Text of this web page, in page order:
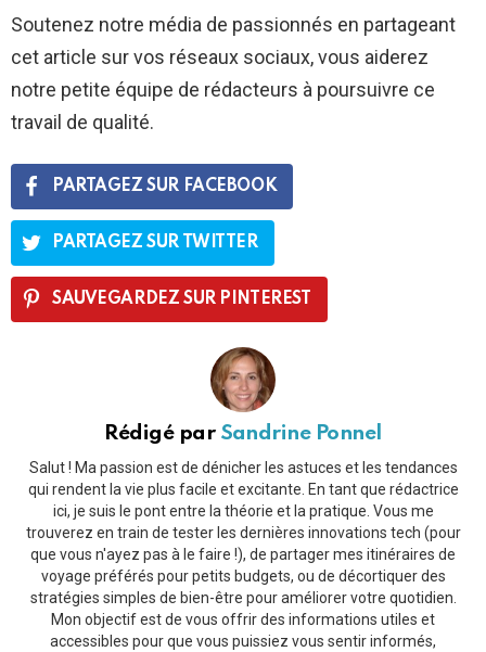
Soutenez notre média de passionnés en partageant
cet article sur vos réseaux sociaux, vous aiderez
notre petite équipe de rédacteurs à poursuivre ce
travail de qualité.
PARTAGEZ SUR FACEBOOK
PARTAGEZ SUR TWITTER
SAUVEGARDEZ SUR PINTEREST
Rédigé par Sandrine Ponnel
Salut ! Ma passion est de dénicher les astuces et les tendances
qui rendent la vie plus facile et excitante. En tant que rédactrice
ici, je suis le pont entre la théorie et la pratique. Vous me
trouverez en train de tester les dernières innovations tech (pour
que vous n'ayez pas à le faire !), de partager mes itinéraires de
voyage préférés pour petits budgets, ou de décortiquer des
stratégies simples de bien-être pour améliorer votre quotidien.
Mon objectif est de vous offrir des informations utiles et
accessibles pour que vous puissiez vous sentir informés,